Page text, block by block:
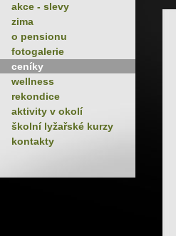
akce - slevy
zima
o pensionu
fotogalerie
ceníky
wellness
rekondice
aktivity v okolí
školní lyžařské kurzy
kontakty